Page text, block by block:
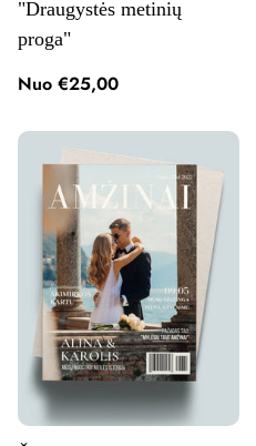
"Draugystės metinių
proga"
Nuo €25,00